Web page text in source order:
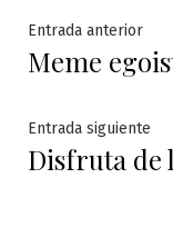
de
entradas
Entrada anterior
Meme
Entrada siguiente
Disfruta de